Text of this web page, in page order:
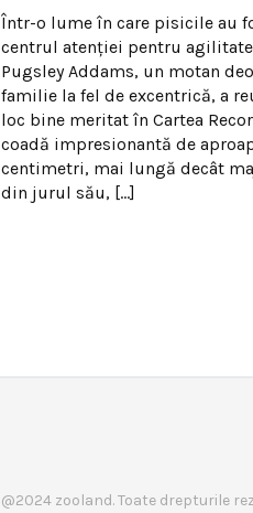
Într-o lume în care pisicile au
centrul atenției pentru
Pugsley Addams, un motan
familie la fel de excentrică, a
loc bine meritat în Cartea
coadă impresionantă de
centimetri, mai lungă decât
din jurul său, […]
@2024 zooland. Toate drepturile